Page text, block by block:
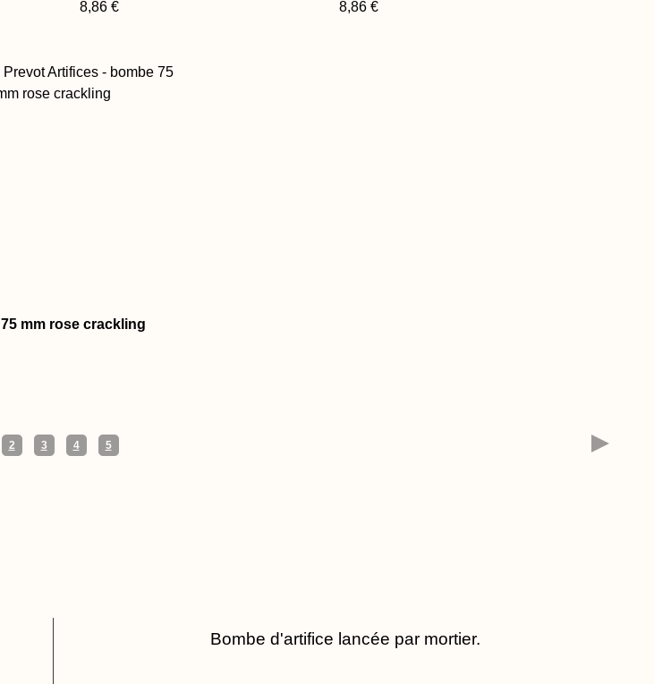
8,86 €
8,86 €
mm rose crackling
2 3 4 5
Bombe d'artifice lancée par mortier.